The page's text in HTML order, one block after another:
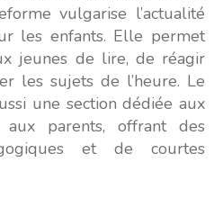
vulgarise l’actualité
les enfants. Elle permet
jeunes de lire, de réagir
les sujets de l’heure. Le
une section dédiée aux
aux parents, offrant des
et de courtes